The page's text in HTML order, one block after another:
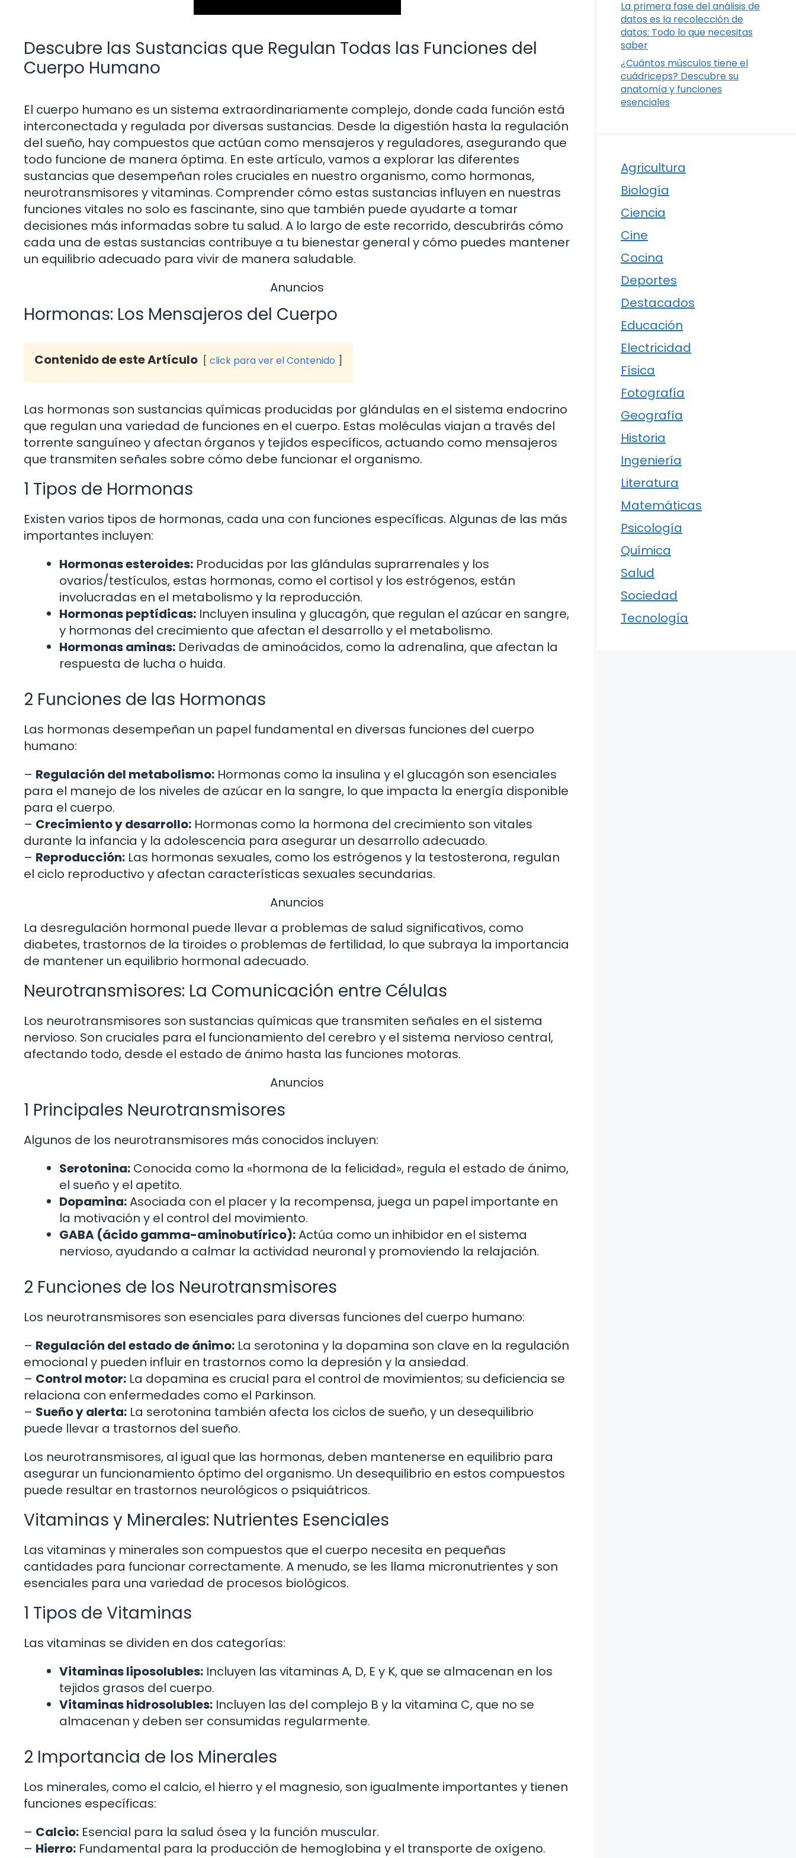
Descubre las Sustancias que Regulan Todas las Funciones del
Cuerpo Humano
El cuerpo humano es un sistema extraordinariamente complejo, donde cada función está
interconectada y regulada por diversas sustancias. Desde la digestión hasta la regulación
del sueño, hay compuestos que actúan como mensajeros y reguladores, asegurando que
todo funcione de manera óptima. En este artículo, vamos a explorar las diferentes
sustancias que desempeñan roles cruciales en nuestro organismo, como hormonas,
neurotransmisores y vitaminas. Comprender cómo estas sustancias influyen en nuestras
funciones vitales no solo es fascinante, sino que también puede ayudarte a tomar
decisiones más informadas sobre tu salud. A lo largo de este recorrido, descubrirás cómo
cada una de estas sustancias contribuye a tu bienestar general y cómo puedes mantener
un equilibrio adecuado para vivir de manera saludable.
Anuncios
Hormonas: Los Mensajeros del Cuerpo
Contenido de este Artículo click para ver el Contenido
Las hormonas son sustancias químicas producidas por glándulas en el sistema endocrino
que regulan una variedad de funciones en el cuerpo. Estas moléculas viajan a través del
torrente sanguíneo y afectan órganos y tejidos específicos, actuando como mensajeros
que transmiten señales sobre cómo debe funcionar el organismo.
1 Tipos de Hormonas
Existen varios tipos de hormonas, cada una con funciones específicas. Algunas de las más
importantes incluyen:
Hormonas esteroides: Producidas por las glándulas suprarrenales y los
ovarios/testículos, estas hormonas, como el cortisol y los estrógenos, están
involucradas en el metabolismo y la reproducción.
Hormonas peptídicas: Incluyen insulina y glucagón, que regulan el azúcar en sangre,
y hormonas del crecimiento que afectan el desarrollo y el metabolismo.
Hormonas aminas: Derivadas de aminoácidos, como la adrenalina, que afectan la
respuesta de lucha o huida.
2 Funciones de las Hormonas
Las hormonas desempeñan un papel fundamental en diversas funciones del cuerpo
humano:
– Regulación del metabolismo: Hormonas como la insulina y el glucagón son esenciales
para el manejo de los niveles de azúcar en la sangre, lo que impacta la energía disponible
para el cuerpo.
– Crecimiento y desarrollo: Hormonas como la hormona del crecimiento son vitales
durante la infancia y la adolescencia para asegurar un desarrollo adecuado.
– Reproducción: Las hormonas sexuales, como los estrógenos y la testosterona, regulan
el ciclo reproductivo y afectan características sexuales secundarias.
Anuncios
La desregulación hormonal puede llevar a problemas de salud significativos, como
diabetes, trastornos de la tiroides o problemas de fertilidad, lo que subraya la importancia
de mantener un equilibrio hormonal adecuado.
Neurotransmisores: La Comunicación entre Células
Los neurotransmisores son sustancias químicas que transmiten señales en el sistema
nervioso. Son cruciales para el funcionamiento del cerebro y el sistema nervioso central,
afectando todo, desde el estado de ánimo hasta las funciones motoras.
Anuncios
1 Principales Neurotransmisores
Algunos de los neurotransmisores más conocidos incluyen:
Serotonina: Conocida como la «hormona de la felicidad», regula el estado de ánimo,
el sueño y el apetito.
Dopamina:Asociada con el placer y la recompensa, juega un papel importante en
la motivación y el control del movimiento.
GABA (ácido gamma-aminobutírico):Actúa como un inhibidor en el sistema
nervioso, ayudando a calmar la actividad neuronal y promoviendo la relajación.
2 Funciones de los Neurotransmisores
Los neurotransmisores son esenciales para diversas funciones del cuerpo humano:
– Regulación del estado de ánimo: La serotonina y la dopamina son clave en la regulación
emocional y pueden influir en trastornos como la depresión y la ansiedad.
– Control motor: La dopamina es crucial para el control de movimientos; su deficiencia se
relaciona con enfermedades como el Parkinson.
– Sueño y alerta: La serotonina también afecta los ciclos de sueño, y un desequilibrio
puede llevar a trastornos del sueño.
Los neurotransmisores, al igual que las hormonas, deben mantenerse en equilibrio para
asegurar un funcionamiento óptimo del organismo. Un desequilibrio en estos compuestos
puede resultar en trastornos neurológicos o psiquiátricos.
Vitaminas y Minerales: Nutrientes Esenciales
Las vitaminas y minerales son compuestos que el cuerpo necesita en pequeñas
cantidades para funcionar correctamente. A menudo, se les llama micronutrientes y son
esenciales para una variedad de procesos biológicos.
1 Tipos de Vitaminas
Las vitaminas se dividen en dos categorías:
Vitaminas liposolubles: Incluyen las vitaminas A, D, E y K, que se almacenan en los
tejidos grasos del cuerpo.
Vitaminas hidrosolubles: Incluyen las del complejo B y la vitamina C, que no se
almacenan y deben ser consumidas regularmente.
2 Importancia de los Minerales
Los minerales, como el calcio, el hierro y el magnesio, son igualmente importantes y tienen
funciones específicas:
– Calcio: Esencial para la salud ósea y la función muscular.
– Hierro: Fundamental para la producción de hemoglobina y el transporte de oxígeno.
La primera fase del análisis de
datos es la recolección de
datos: Todo lo que necesitas
saber
¿Cuántos músculos tiene el
cuádriceps? Descubre su
anatomía y funciones
esenciales
Agricultura
Biología
Ciencia
Cine
Cocina
Deportes
Destacados
Educación
Electricidad
Física
Fotografía
Geografía
Historia
Ingeniería
Literatura
Matemáticas
Psicología
Química
Salud
Sociedad
Tecnología